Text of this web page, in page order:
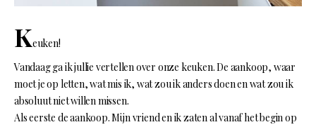
Keuken!
Vandaag ga ik jullie vertellen over onze keuken. De aankoop, waar
moet je op letten, wat mis ik, wat zou ik anders doen en wat zou ik
absoluut niet willen missen.
Als eerste de aankoop. Mijn vriend en ik zaten al vanaf het begin op